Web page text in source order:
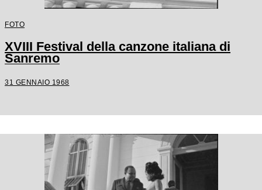
FOTO
XVIII Festival della canzone italiana di
Sanremo
31 GENNAIO 1968